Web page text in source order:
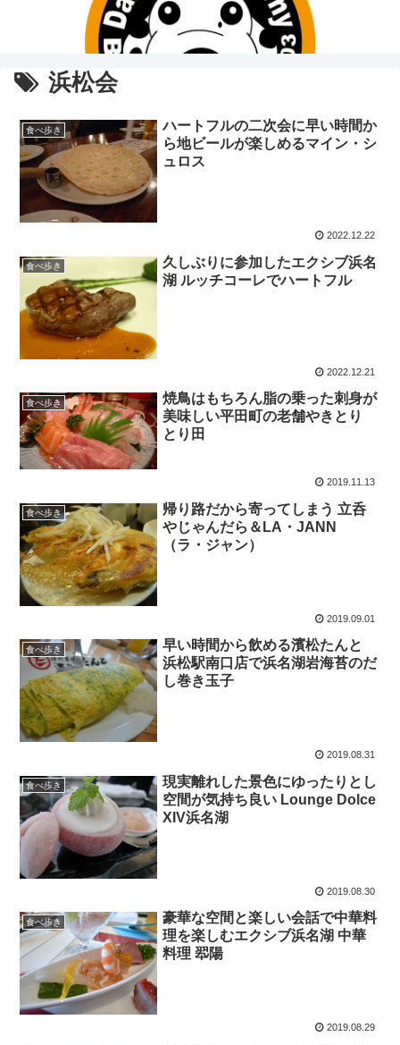
浜松会
食べ歩き
ハートフルの二次会に早い時間か
ら地ビールが楽しめるマイン・シ
ュロス
2022.12.22
食べ歩き
久しぶりに参加したエクシブ浜名
湖 ルッチコーレでハートフル
2022.12.21
食べ歩き
焼鳥はもちろん脂の乗った刺身が
美味しい平田町の老舗やきとり
とり田
2019.11.13
食べ歩き
帰り路だから寄ってしまう 立呑
やじゃんだら＆LA・JANN
（ラ・ジャン）
2019.09.01
食べ歩き
早い時間から飲める濱松たんと
浜松駅南口店で浜名湖岩海苔のだ
し巻き玉子
2019.08.31
食べ歩き
現実離れした景色にゆったりとし
空間が気持ち良い Lounge Dolce
XIV浜名湖
2019.08.30
食べ歩き
豪華な空間と楽しい会話で中華料
理を楽しむエクシブ浜名湖 中華
料理 翆陽
2019.08.29